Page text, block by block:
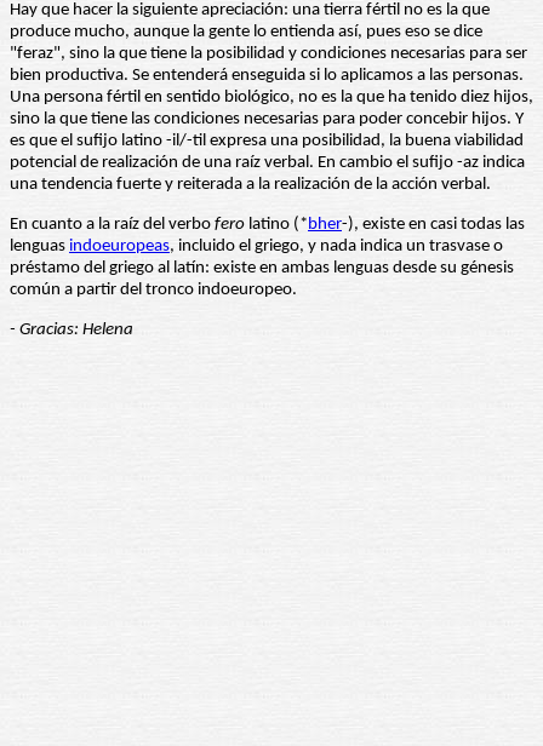
Hay que hacer la siguiente apreciación: una tierra fértil no es la que
produce mucho, aunque la gente lo entienda así, pues eso se dice
"feraz", sino la que tiene la posibilidad y condiciones necesarias para ser
bien productiva. Se entenderá enseguida si lo aplicamos a las personas.
Una persona fértil en sentido biológico, no es la que ha tenido diez hijos,
sino la que tiene las condiciones necesarias para poder concebir hijos. Y
es que el sufijo latino -il/-til expresa una posibilidad, la buena viabilidad
potencial de realización de una raíz verbal. En cambio el sufijo -az indica
una tendencia fuerte y reiterada a la realización de la acción verbal.
En cuanto a la raíz del verbo fero latino (*bher-), existe en casi todas las
lenguas indoeuropeas, incluido el griego, y nada indica un trasvase o
préstamo del griego al latín: existe en ambas lenguas desde su génesis
común a partir del tronco indoeuropeo.
- Gracias: Helena